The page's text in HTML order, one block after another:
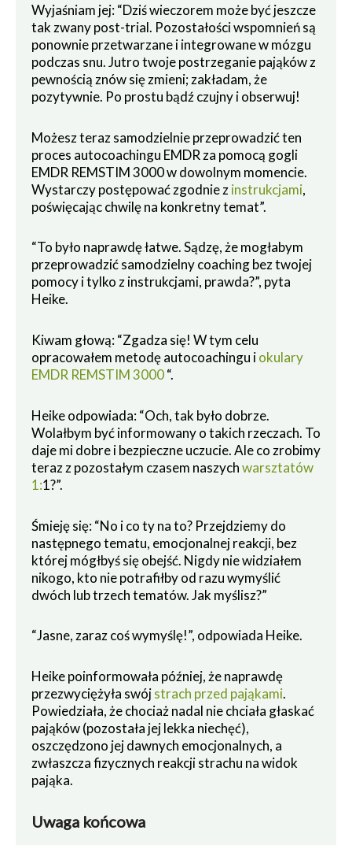
Wyjaśniam jej: “Dziś wieczorem może być jeszcze
tak zwany post-trial. Pozostałości wspomnień są
ponownie przetwarzane i integrowane w mózgu
podczas snu. Jutro twoje postrzeganie pająków z
pewnością znów się zmieni; zakładam, że
pozytywnie. Po prostu bądź czujny i obserwuj!
Możesz teraz samodzielnie przeprowadzić ten
proces autocoachingu EMDR za pomocą gogli
EMDR REMSTIM 3000 w dowolnym momencie.
Wystarczy postępować zgodnie zinstrukcjami,
poświęcając chwilę na konkretny temat”.
“To było naprawdę łatwe. Sądzę, że mogłabym
przeprowadzić samodzielny coaching bez twojej
pomocy i tylko z instrukcjami, prawda?”, pyta
Heike.
Kiwam głową: “Zgadza się! W tym celu
opracowałem metodę autocoachingu iokulary
EMDR REMSTIM 3000“.
Heike odpowiada: “Och, tak było dobrze.
Wolałbym być informowany o takich rzeczach. To
daje mi dobre i bezpieczne uczucie. Ale co zrobimy
teraz z pozostałym czasem naszychwarsztatów
1:1?”.
Śmieję się: “No i co ty na to? Przejdziemy do
następnego tematu, emocjonalnej reakcji, bez
której mógłbyś się obejść. Nigdy nie widziałem
nikogo, kto nie potrafiłby od razu wymyślić
dwóch lub trzech tematów. Jak myślisz?”
“Jasne, zaraz coś wymyślę!”, odpowiada Heike.
Heike poinformowała później, że naprawdę
przezwyciężyła swójstrach przed pająkami.
Powiedziała, że chociaż nadal nie chciała głaskać
pająków (pozostała jej lekka niechęć),
oszczędzono jej dawnych emocjonalnych, a
zwłaszcza fizycznych reakcji strachu na widok
pająka.
Uwaga końcowa